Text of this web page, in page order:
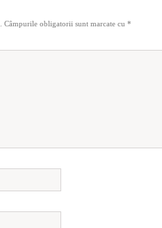
Câmpurile obligatorii sunt marcate cu *